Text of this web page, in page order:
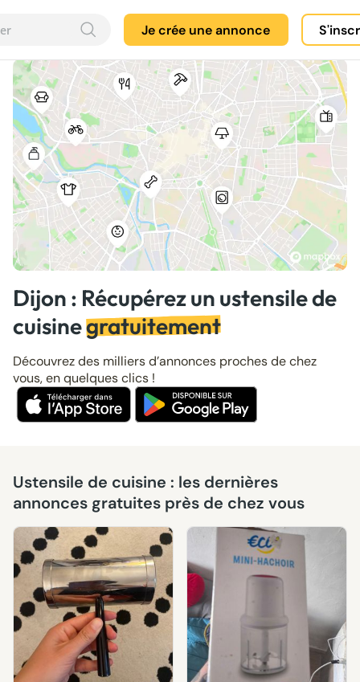
Je crée une annonce
Dijon : Récupérez un ustensile de
cuisinegratuitement
Découvrez des milliers d’annonces proches de chez
vous, en quelques clics !
Ustensile de cuisine : les dernières
annonces gratuites près de chez vous